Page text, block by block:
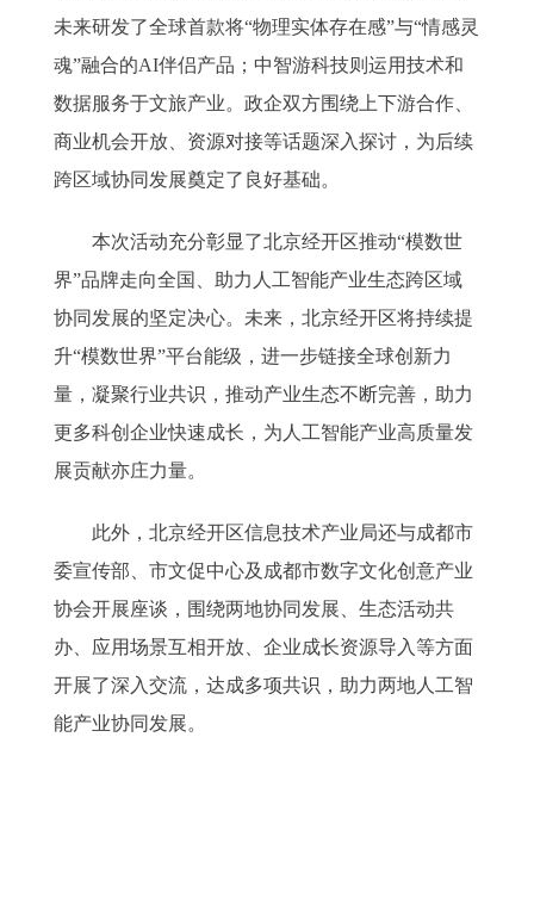
未来研发了全球首款将“物理实体存在感”与“情感灵
魂”融合的AI伴侣产品；中智游科技则运用技术和
数据服务于文旅产业。政企双方围绕上下游合作、
商业机会开放、资源对接等话题深入探讨，为后续
跨区域协同发展奠定了良好基础。
本次活动充分彰显了北京经开区推动“模数世
界”品牌走向全国、助力人工智能产业生态跨区域
协同发展的坚定决心。未来，北京经开区将持续提
升“模数世界”平台能级，进一步链接全球创新力
量，凝聚行业共识，推动产业生态不断完善，助力
更多科创企业快速成长，为人工智能产业高质量发
展贡献亦庄力量。
此外，北京经开区信息技术产业局还与成都市
委宣传部、市文促中心及成都市数字文化创意产业
协会开展座谈，围绕两地协同发展、生态活动共
办、应用场景互相开放、企业成长资源导入等方面
开展了深入交流，达成多项共识，助力两地人工智
能产业协同发展。